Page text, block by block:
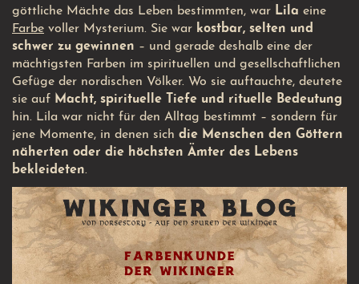
göttliche Mächte das Leben bestimmten, war Lila eine
Farbe voller Mysterium. Sie war kostbar, selten und
schwer zu gewinnen – und gerade deshalb eine der
mächtigsten Farben im spirituellen und gesellschaftlichen
Gefüge der nordischen Völker. Wo sie auftauchte, deutete
sie auf Macht, spirituelle Tiefe und rituelle Bedeutung
hin. Lila war nicht für den Alltag bestimmt – sondern für
jene Momente, in denen sich die Menschen den Göttern
näherten oder die höchsten Ämter des Lebens
bekleideten.